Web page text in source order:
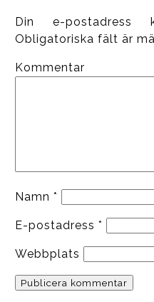
Din e-postadress
Obligatoriska fält är
Namn *
E-postadress *
Webbplats